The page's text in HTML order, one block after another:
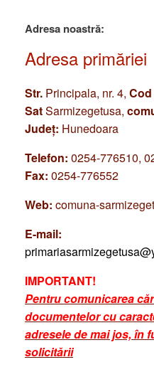
Adresa noastră:
Adresa primăriei
Str. Principala, nr. 4,
SatSarmizegetusa,
Județ: Hunedoara
Telefon: 0254-776510,
Fax: 0254-776552
Web: comuna-
E-mail:
IMPORTANT!
Pentru comunicarea
documentelor cu
adresele de mai jos, în
solicitării